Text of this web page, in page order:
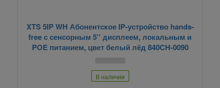
XTS 5IP WH Абонентское IP-устройство hands-
free с сенсорным 5’’ дисплеем, локальным и
POE питанием, цвет белый лёд 840CH-0090
В наличии